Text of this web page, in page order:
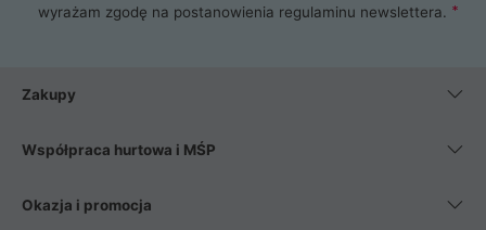
wyrażam zgodę na postanowienia regulaminu newslettera.
Zakupy
Współpraca hurtowa i MŚP
Okazja i promocja